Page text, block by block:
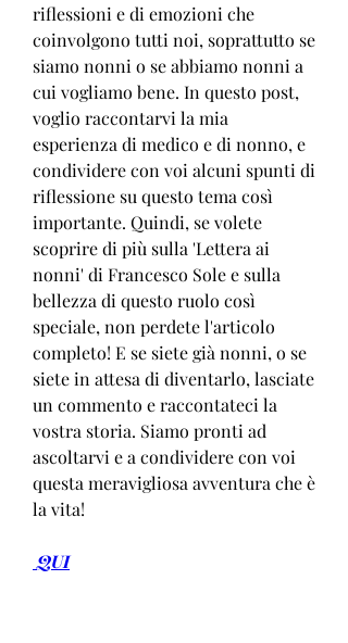
riflessioni e di emozioni che
coinvolgono tutti noi, soprattutto se
siamo nonni o se abbiamo nonni a
cui vogliamo bene. In questo post,
voglio raccontarvi la mia
esperienza di medico e di nonno, e
condividere con voi alcuni spunti di
riflessione su questo tema così
importante. Quindi, se volete
scoprire di più sulla 'Lettera ai
nonni' di Francesco Sole e sulla
bellezza di questo ruolo così
speciale, non perdete l'articolo
completo! E se siete già nonni, o se
siete in attesa di diventarlo, lasciate
un commento e raccontateci la
vostra storia. Siamo pronti ad
ascoltarvi e a condividere con voi
questa meravigliosa avventura che è
la vita!
QUI